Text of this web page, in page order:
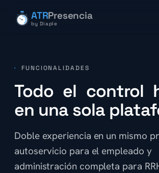
ATRPresencia
by Diaple
· FUNCIONALIDADES
Todo el control
en una sola
Doble experiencia en un mismo
autoservicio para el empleado y
administración completa para